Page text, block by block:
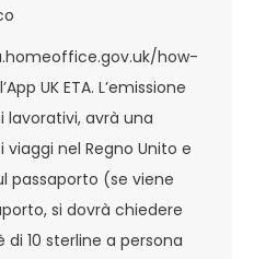
how-
UK ETA. L’emissione
lavorativi, avrà una
nel Regno Unito e
passaporto (se viene
si dovrà chiedere
di 10 sterline a persona